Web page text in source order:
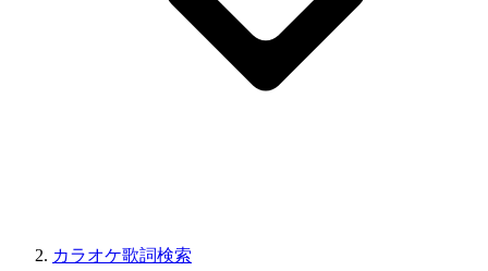
カラオケ歌詞検索